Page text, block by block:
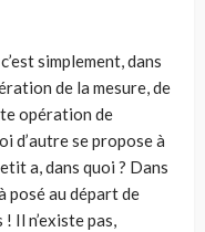
simplement, dans
de la mesure, de
opération de
d’autre se propose à
a, dans quoi ? Dans
posé au départ de
! Il n’existe pas,